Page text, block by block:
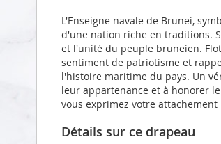
L'Enseigne navale de Brunei,
d'une nation riche en traditions.
et l'unité du peuple bruneien.
sentiment de patriotisme et
l'histoire maritime du pays. Un
leur appartenance et à honorer
vous exprimez votre
Détails sur ce drapeau